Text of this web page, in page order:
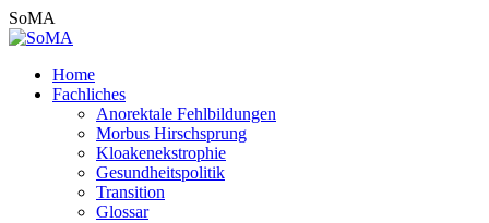
Zum
Inhalt
SoMA
Home
Fachliches
Anorektale Fehlbildungen
Morbus Hirschsprung
Kloakenekstrophie
Gesundheitspolitik
Transition
Glossar